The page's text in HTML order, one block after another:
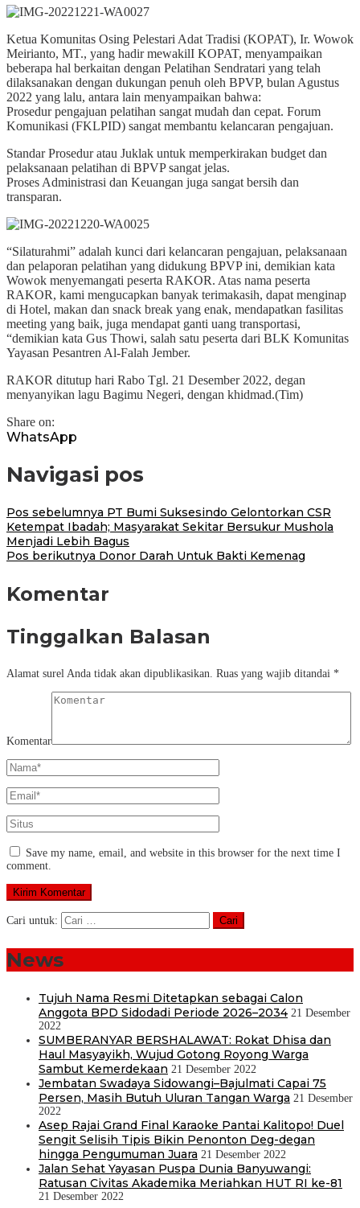
Ketua Komunitas Osing Pelestari Adat Tradisi (KOPAT), Ir. Wowok
Meirianto, MT., yang hadir mewakilI KOPAT, menyampaikan
beberapa hal berkaitan dengan Pelatihan Sendratari yang telah
dilaksanakan dengan dukungan penuh oleh BPVP, bulan Agustus
2022 yang lalu, antara lain menyampaikan bahwa:
Prosedur pengajuan pelatihan sangat mudah dan cepat. Forum
Komunikasi (FKLPID) sangat membantu kelancaran pengajuan.
Standar Prosedur atau Juklak untuk memperkirakan budget dan
pelaksanaan pelatihan di BPVP sangat jelas.
Proses Administrasi dan Keuangan juga sangat bersih dan
transparan.
“Silaturahmi” adalah kunci dari kelancaran pengajuan, pelaksanaan
dan pelaporan pelatihan yang didukung BPVP ini, demikian kata
Wowok menyemangati peserta RAKOR. Atas nama peserta
RAKOR, kami mengucapkan banyak terimakasih, dapat menginap
di Hotel, makan dan snack break yang enak, mendapatkan fasilitas
meeting yang baik, juga mendapat ganti uang transportasi,
“demikian kata Gus Thowi, salah satu peserta dari BLK Komunitas
Yayasan Pesantren Al-Falah Jember.
RAKOR ditutup hari Rabo Tgl. 21 Desember 2022, degan
menyanyikan lagu Bagimu Negeri, dengan khidmad.(Tim)
Share on:
WhatsApp
Navigasi pos
Pos sebelumnya PT Bumi Suksesindo Gelontorkan CSR
Ketempat Ibadah; Masyarakat Sekitar Bersukur Mushola
Menjadi Lebih Bagus
Pos berikutnya Donor Darah Untuk Bakti Kemenag
Komentar
Tinggalkan Balasan
Alamat surel Anda tidak akan dipublikasikan. Ruas yang wajib ditandai *
Komentar
Save my name, email, and website in this browser for the next time I
comment.
Cari untuk:
News
Tujuh Nama Resmi Ditetapkan sebagai Calon
Anggota BPD Sidodadi Periode 2026–2034 21 Desember
2022
SUMBERANYAR BERSHALAWAT: Rokat Dhisa dan
Haul Masyayikh, Wujud Gotong Royong Warga
Sambut Kemerdekaan 21 Desember 2022
Jembatan Swadaya Sidowangi–Bajulmati Capai 75
Persen, Masih Butuh Uluran Tangan Warga 21 Desember
2022
Asep Rajai Grand Final Karaoke Pantai Kalitopo! Duel
Sengit Selisih Tipis Bikin Penonton Deg-degan
hingga Pengumuman Juara 21 Desember 2022
Jalan Sehat Yayasan Puspa Dunia Banyuwangi:
Ratusan Civitas Akademika Meriahkan HUT RI ke-81
21 Desember 2022